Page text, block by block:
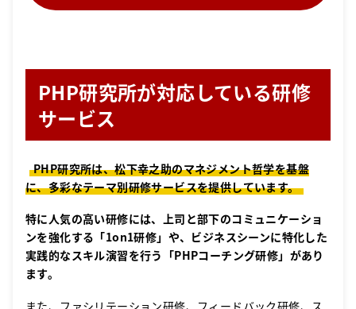
PHP研究所が対応している研修
サービス
​PHP研究所は、松下幸之助のマネジメント哲学を基盤
に、多彩なテーマ別研修サービスを提供しています。​
特に人気の高い研修には、上司と部下のコミュニケーショ
ンを強化する「1on1研修」や、​ビジネスシーンに特化した
実践的なスキル演習を行う「PHPコーチング研修」​があり
ます。​
また、ファシリテーション研修、フィードバック研修、ス